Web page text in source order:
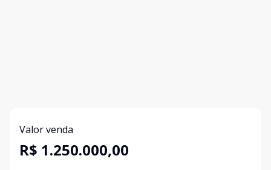
Valor venda
R$ 1.250.000,00